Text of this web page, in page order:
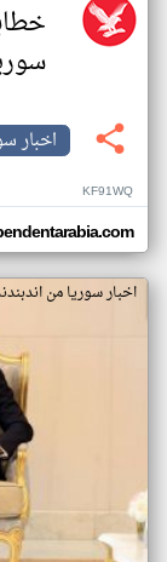
اخبار
KF91WQ
اخبار سوريا من